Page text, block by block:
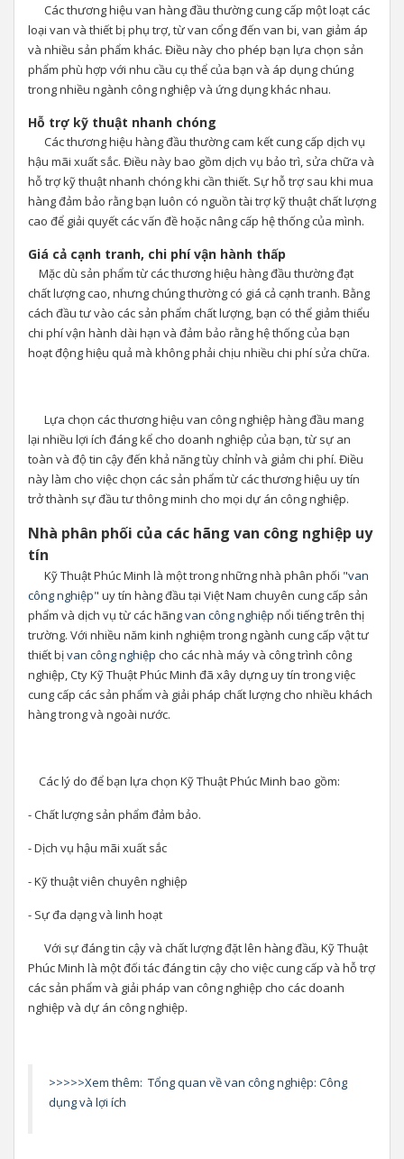
Các thương hiệu van hàng đầu thường cung cấp một loạt các
loại van và thiết bị phụ trợ, từ van cổng đến van bi, van giảm áp
và nhiều sản phẩm khác. Điều này cho phép bạn lựa chọn sản
phẩm phù hợp với nhu cầu cụ thể của bạn và áp dụng chúng
trong nhiều ngành công nghiệp và ứng dụng khác nhau.
Hỗ trợ kỹ thuật nhanh chóng
Các thương hiệu hàng đầu thường cam kết cung cấp dịch vụ
hậu mãi xuất sắc. Điều này bao gồm dịch vụ bảo trì, sửa chữa và
hỗ trợ kỹ thuật nhanh chóng khi cần thiết. Sự hỗ trợ sau khi mua
hàng đảm bảo rằng bạn luôn có nguồn tài trợ kỹ thuật chất lượng
cao để giải quyết các vấn đề hoặc nâng cấp hệ thống của mình.
Giá cả cạnh tranh, chi phí vận hành thấp
Mặc dù sản phẩm từ các thương hiệu hàng đầu thường đạt
chất lượng cao, nhưng chúng thường có giá cả cạnh tranh. Bằng
cách đầu tư vào các sản phẩm chất lượng, bạn có thể giảm thiểu
chi phí vận hành dài hạn và đảm bảo rằng hệ thống của bạn
hoạt động hiệu quả mà không phải chịu nhiều chi phí sửa chữa.
Lựa chọn các thương hiệu van công nghiệp hàng đầu mang
lại nhiều lợi ích đáng kể cho doanh nghiệp của bạn, từ sự an
toàn và độ tin cậy đến khả năng tùy chỉnh và giảm chi phí. Điều
này làm cho việc chọn các sản phẩm từ các thương hiệu uy tín
trở thành sự đầu tư thông minh cho mọi dự án công nghiệp.
Nhà phân phối của các hãng van công nghiệp uy
tín
Kỹ Thuật Phúc Minh là một trong những nhà phân phối "van
công nghiệp" uy tín hàng đầu tại Việt Nam chuyên cung cấp sản
phẩm và dịch vụ từ các hãngvan công nghiệp nổi tiếng trên thị
trường. Với nhiều năm kinh nghiệm trong ngành cung cấp vật tư
thiết bịvan công nghiệp cho các nhà máy và công trình công
nghiệp, Cty Kỹ Thuật Phúc Minh đã xây dựng uy tín trong việc
cung cấp các sản phẩm và giải pháp chất lượng cho nhiều khách
hàng trong và ngoài nước.
Các lý do để bạn lựa chọn Kỹ Thuật Phúc Minh bao gồm:
- Chất lượng sản phẩm đảm bảo.
- Dịch vụ hậu mãi xuất sắc
- Kỹ thuật viên chuyên nghiệp
- Sự đa dạng và linh hoạt
Với sự đáng tin cậy và chất lượng đặt lên hàng đầu, Kỹ Thuật
Phúc Minh là một đối tác đáng tin cậy cho việc cung cấp và hỗ trợ
các sản phẩm và giải pháp van công nghiệp cho các doanh
nghiệp và dự án công nghiệp.
>>>>>Xem thêm: Tổng quan về van công nghiệp: Công
dụng và lợi ích